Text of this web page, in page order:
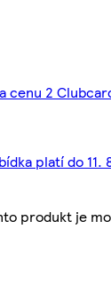
cenu 2
platí do 11.
produkt je